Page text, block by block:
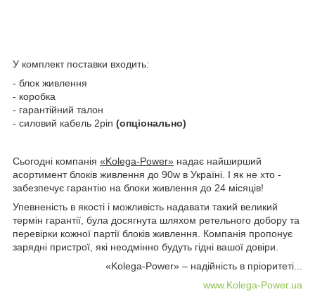
У комплект поставки входить:
- блок живлення
- коробка
- гарантійний талон
- силовий кабель 2pin (опціонально)
Сьогодні компанія «Kolega-Power» надає найширший
асортимент блоків живлення до 90w в Україні. І як не хто -
забезпечує гарантію на блоки живлення до 24 місяців!
Упевненість в якості і можливість надавати такий великий
термін гарантії, була досягнута шляхом ретельного добору та
перевірки кожної партії блоків живлення. Компанія пропонує
зарядні пристрої, які неодмінно будуть гідні вашої довіри.
«Kolega-Power» – надійність в пріоритеті...
www.Kolega-Power.ua